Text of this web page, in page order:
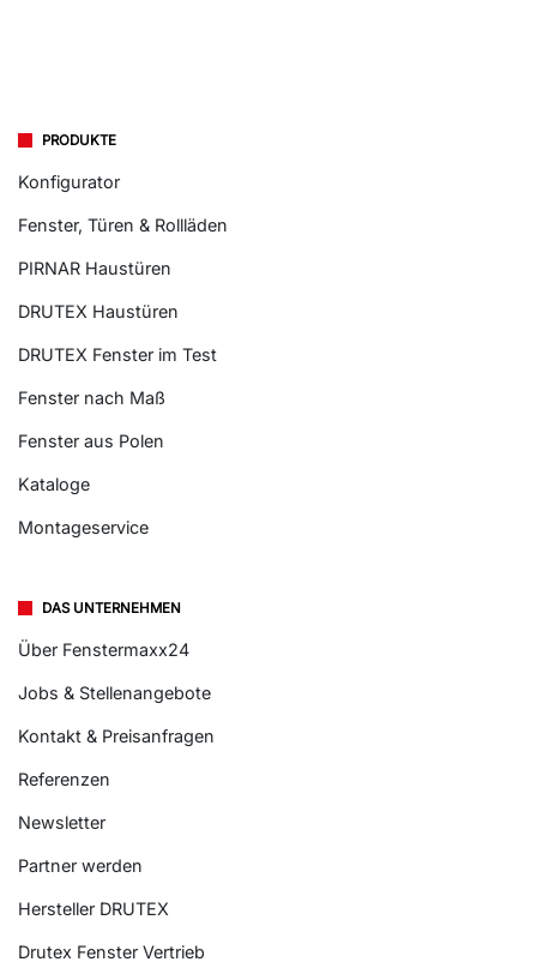
PRODUKTE
Konfigurator
Fenster, Türen & Rollläden
PIRNAR Haustüren
DRUTEX Haustüren
DRUTEX Fenster im Test
Fenster nach Maß
Fenster aus Polen
Kataloge
Montageservice
DAS UNTERNEHMEN
Über Fenstermaxx24
Jobs & Stellenangebote
Kontakt & Preisanfragen
Referenzen
Newsletter
Partner werden
Hersteller DRUTEX
Drutex Fenster Vertrieb